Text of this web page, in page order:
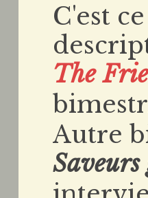
C'est
The
Autre
Saveurs